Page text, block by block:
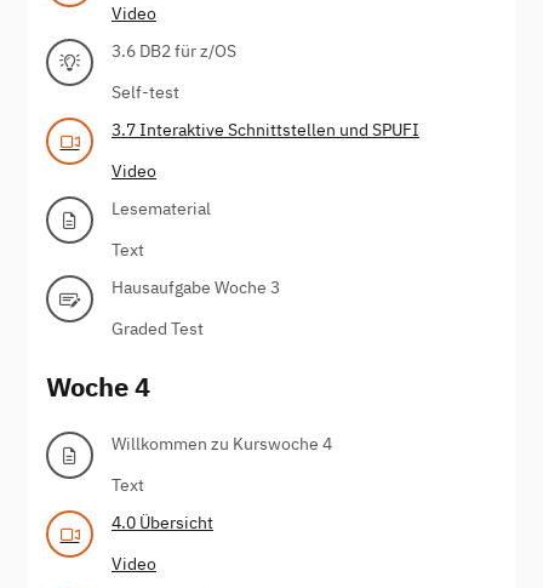
Video
3.6 DB2 für z/OS
Self-test
3.7 Interaktive Schnittstellen und SPUFI
Video
Lesematerial
Text
Hausaufgabe Woche 3
Graded Test
Woche 4
Willkommen zu Kurswoche 4
Text
4.0 Übersicht
Video